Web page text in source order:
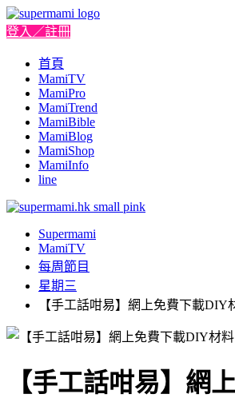
登入／註冊
首頁
MamiTV
MamiPro
MamiTrend
MamiBible
MamiBlog
MamiShop
MamiInfo
line
Supermami
MamiTV
每周節目
星期三
【手工話咁易】網上免費下載DIY
【手工話咁易】網